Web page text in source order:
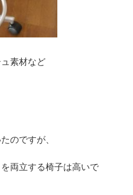
素材など
のですが、
両立する椅子は高いで